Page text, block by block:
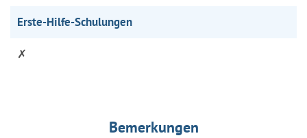
Erste-Hilfe-Schulungen
✗
Bemerkungen